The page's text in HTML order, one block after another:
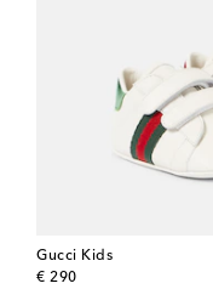
Gucci Kids
€ 290
original price